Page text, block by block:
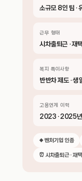
소규모 8인 팀 ·
근무 형태
시차출퇴근 · 재
복지 특이사항
반반차 제도 ·
고용연계 이력
2023 · 2025년
◆ 벤처기업 인증
⏰ 시차출퇴근 · 재